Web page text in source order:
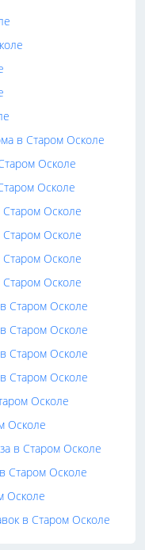
в Старом Осколе
Осколе
Осколе
Старом Осколе
Старом Осколе
Старом Осколе
Старом Осколе
Старом Осколе
Старом Осколе
Старом Осколе
Старом Осколе
Осколе
Осколе
в Старом Осколе
Старом Осколе
Осколе
в Старом Осколе